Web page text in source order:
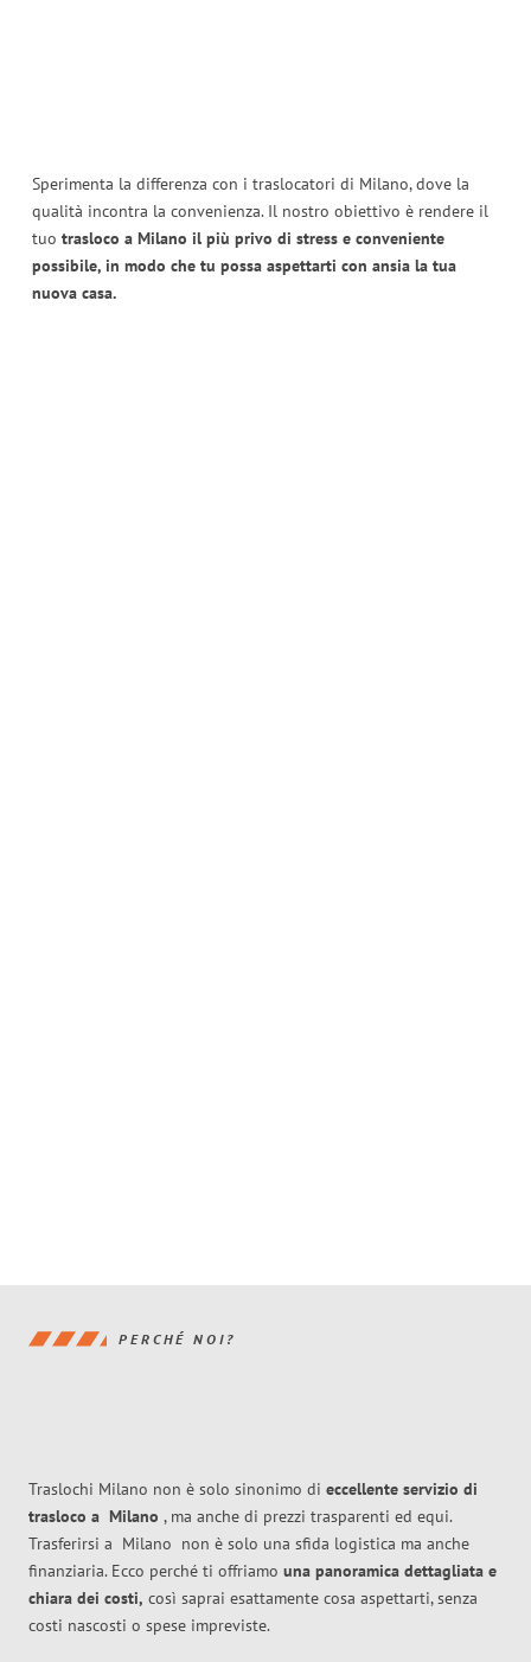
Sperimenta la differenza con i traslocatori di Milano, dove la
qualità incontra la convenienza. Il nostro obiettivo è rendere il
tuo trasloco a Milano il più privo di stress e conveniente
possibile, in modo che tu possa aspettarti con ansia la tua
nuova casa.
PERCHÉ NOI?
Traslochi Milano non è solo sinonimo di eccellente servizio di
trasloco a Milano , ma anche di prezzi trasparenti ed equi.
Trasferirsi a Milano non è solo una sfida logistica ma anche
finanziaria. Ecco perché ti offriamo una panoramica dettagliata e
chiara dei costi, così saprai esattamente cosa aspettarti, senza
costi nascosti o spese impreviste.